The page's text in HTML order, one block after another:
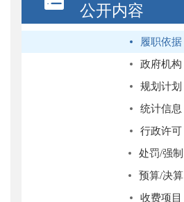
公开内容
履职依据
政府机构
规划计划
统计信息
行政许可
处罚/强制
预算/决算
收费项目